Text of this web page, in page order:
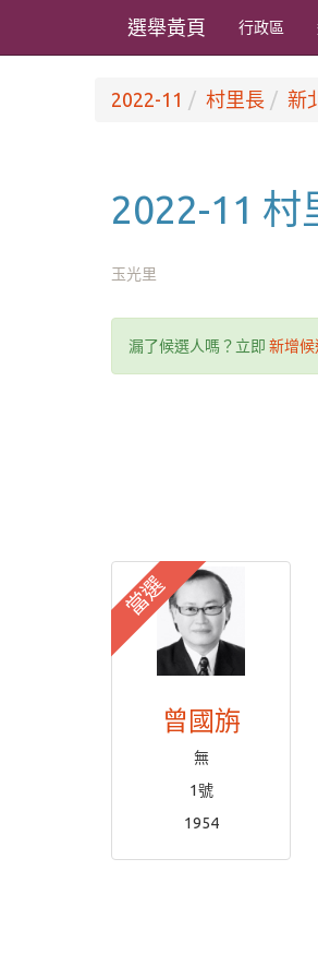
選舉黃頁 行政區
2022-11 村里長 新
2022-11 村
玉光里
漏了候選人嗎？立即 新增候
當選
曾國旃
無
1號
1954